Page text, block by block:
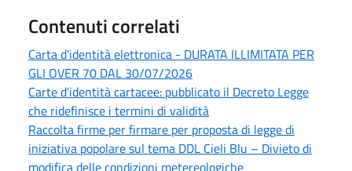
Contenuti correlati
Carta d'identità elettronica - DURATA ILLIMITATA PER
GLI OVER 70 DAL 30/07/2026
Carte d'identità cartacee: pubblicato il Decreto Legge
che ridefinisce i termini di validità
Raccolta firme per firmare per proposta di legge di
iniziativa popolare sul tema DDL Cieli Blu – Divieto di
modifica delle condizioni metereologiche